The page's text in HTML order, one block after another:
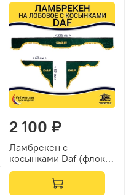
2 100 ₽
Ламбрекен с
косынками Daf (флок,
зеленый, желтые